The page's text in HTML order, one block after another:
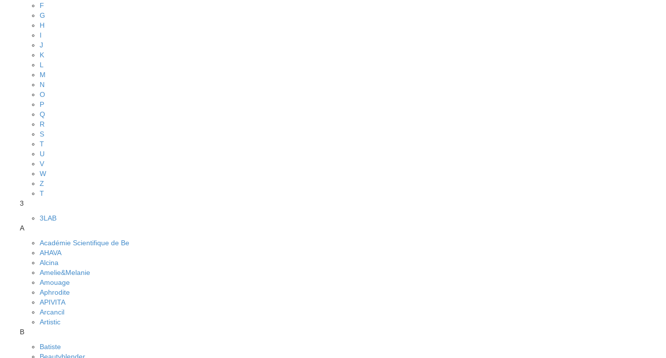
F
G
H
I
J
K
L
M
N
O
P
Q
R
S
T
U
V
W
Z
Т
3
3LAB
A
Académie Scientifique de Be
AHAVA
Alcina
Amelie&Melanie
Amouage
Aphrodite
APIVITA
Arcancil
Artistic
B
Batiste